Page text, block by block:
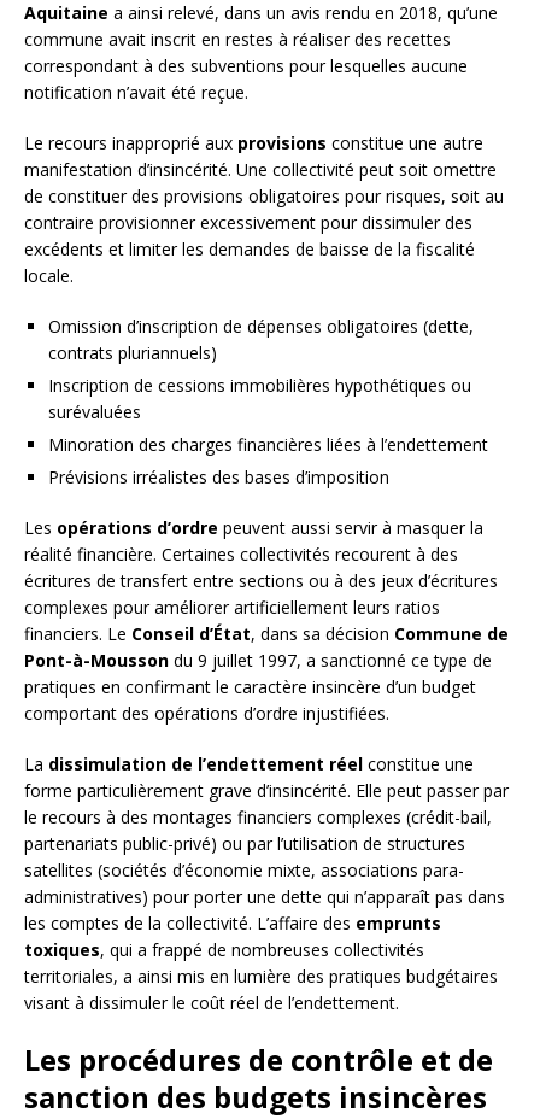
Aquitaine a ainsi relevé, dans un avis rendu en 2018, qu’une
commune avait inscrit en restes à réaliser des recettes
correspondant à des subventions pour lesquelles aucune
notification n’avait été reçue.
Le recours inapproprié aux provisions constitue une autre
manifestation d’insincérité. Une collectivité peut soit omettre
de constituer des provisions obligatoires pour risques, soit au
contraire provisionner excessivement pour dissimuler des
excédents et limiter les demandes de baisse de la fiscalité
locale.
Omission d’inscription de dépenses obligatoires (dette,
contrats pluriannuels)
Inscription de cessions immobilières hypothétiques ou
surévaluées
Minoration des charges financières liées à l’endettement
Prévisions irréalistes des bases d’imposition
Les opérations d’ordre peuvent aussi servir à masquer la
réalité financière. Certaines collectivités recourent à des
écritures de transfert entre sections ou à des jeux d’écritures
complexes pour améliorer artificiellement leurs ratios
financiers. Le Conseil d’État, dans sa décision Commune de
Pont-à-Mousson du 9 juillet 1997, a sanctionné ce type de
pratiques en confirmant le caractère insincère d’un budget
comportant des opérations d’ordre injustifiées.
La dissimulation de l’endettement réel constitue une
forme particulièrement grave d’insincérité. Elle peut passer par
le recours à des montages financiers complexes (crédit-bail,
partenariats public-privé) ou par l’utilisation de structures
satellites (sociétés d’économie mixte, associations para-
administratives) pour porter une dette qui n’apparaît pas dans
les comptes de la collectivité. L’affaire des emprunts
toxiques, qui a frappé de nombreuses collectivités
territoriales, a ainsi mis en lumière des pratiques budgétaires
visant à dissimuler le coût réel de l’endettement.
Les procédures de contrôle et de
sanction des budgets insincères